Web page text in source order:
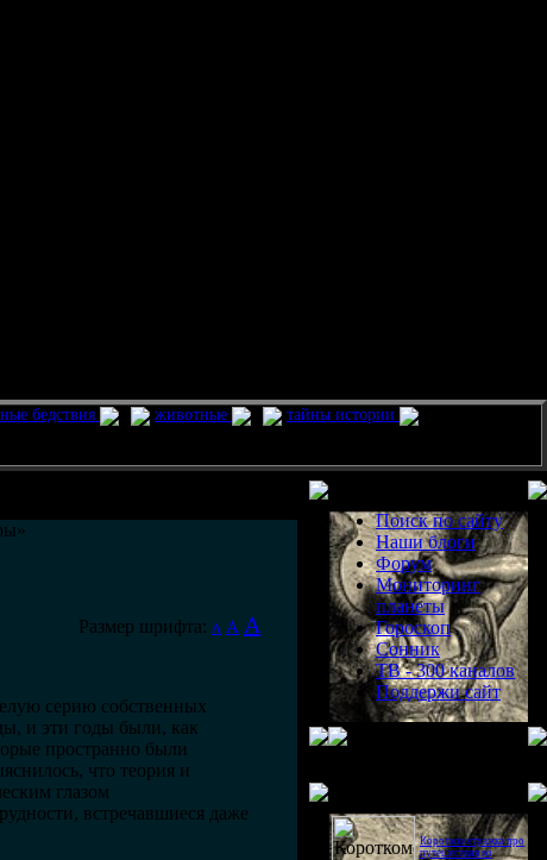
бедствия животные
тайны истории
Размер шрифта: A A A
серию собственных
и эти годы были, как
пространно были
что теория и
глазом
встречавшиеся даже
Поиск по сайту
Наши блоги
Форум
Мониторинг
планеты
Гороскоп
Сонник
ТВ - 300 каналов
Поддержи сайт
Короткометражка про
путешествия во